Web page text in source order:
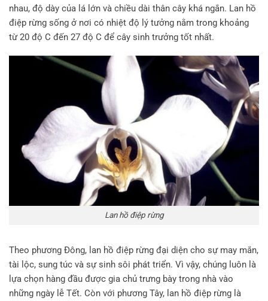
nhau, độ dày của lá lớn và chiều dài thân cây khá ngắn. Lan hồ
điệp rừng sống ở nơi có nhiệt độ lý tưởng nằm trong khoảng
từ 20 độ C đến 27 độ C để cây sinh trưởng tốt nhất.
Lan hồ điệp rừng
Theo phương Đông, lan hồ điệp rừng đại diện cho sự may mắn,
tài lộc, sung túc và sự sinh sôi phát triển. Vì vậy, chúng luôn là
lựa chọn hàng đầu được gia chủ trưng bày trong nhà vào
những ngày lễ Tết. Còn với phương Tây, lan hồ điệp rừng là